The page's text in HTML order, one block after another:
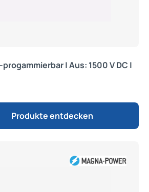
| Aus: 1500 V DC |
Produkte entdecken